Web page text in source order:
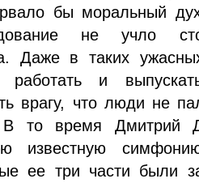
бы мо­ральный дух
не учло
Даже в таких
работать и
врагу, что люди не
В то время Дмитрий
известную
ее три части были